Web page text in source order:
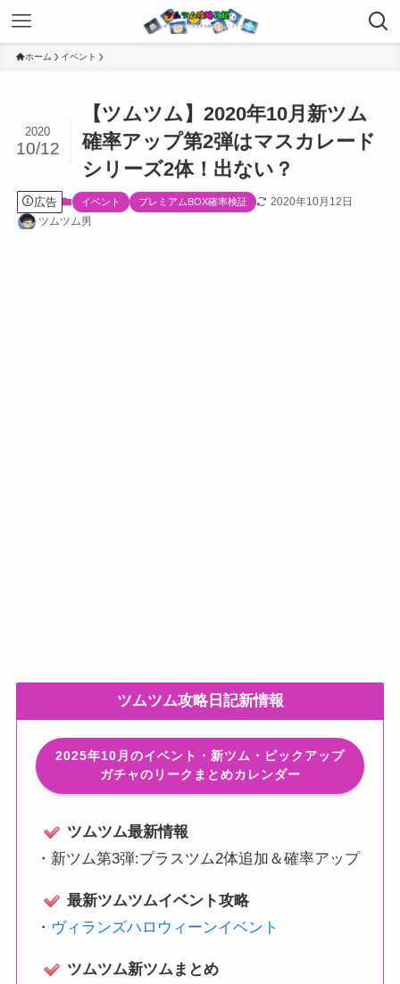
ホーム イベント
【ツムツム】2020年10月新ツム
確率アップ第2弾はマスカレード
シリーズ2体！出ない？
2020
10/12
広告 イベント プレミアムBOX確率検証
2020年10月12日
ツムツム男
ツムツム攻略日記新情報
2025年10月のイベント・新ツム・ピックアップ
ガチャのリークまとめカレンダー
ツムツム最新情報
・ 新ツム第3弾:プラスツム2体追加＆確率アップ
最新ツムツムイベント攻略
・ ヴィランズハロウィーンイベント
ツムツム新ツムまとめ